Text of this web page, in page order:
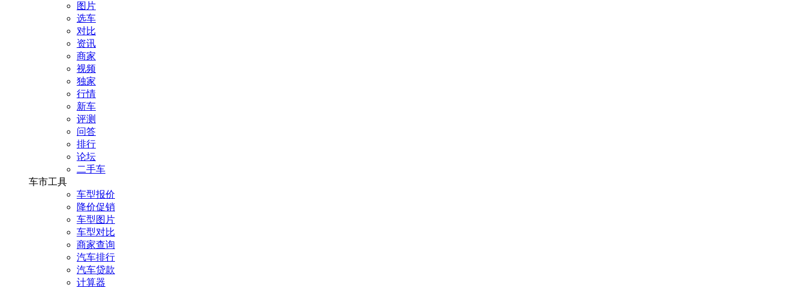
图片
选车
对比
资讯
商家
视频
独家
行情
新车
评测
问答
排行
论坛
二手车
车市工具
车型报价
降价促销
车型图片
车型对比
商家查询
汽车排行
汽车贷款
计算器